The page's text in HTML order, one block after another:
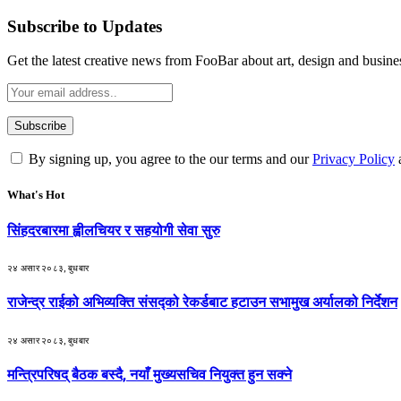
Subscribe to Updates
Get the latest creative news from FooBar about art, design and
By signing up, you agree to the our terms and ourPrivacy Policy
What's Hot
सिंहदरबारमा ह्वीलचियर र सहयोगी सेवा सुरु
२४ असार २०८३, बुधबार
राजेन्द्र राईको अभिव्यक्ति संसद्को रेकर्डबाट हटाउन सभामुख अर्यालको निर्देशन
२४ असार २०८३, बुधबार
मन्त्रिपरिषद् बैठक बस्दै, नयाँ मुख्यसचिव नियुक्त हुन सक्ने